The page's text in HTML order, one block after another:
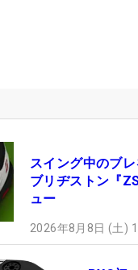
スイング中のブ
ブリヂストン『
ュー
2026年8月8日 (土)